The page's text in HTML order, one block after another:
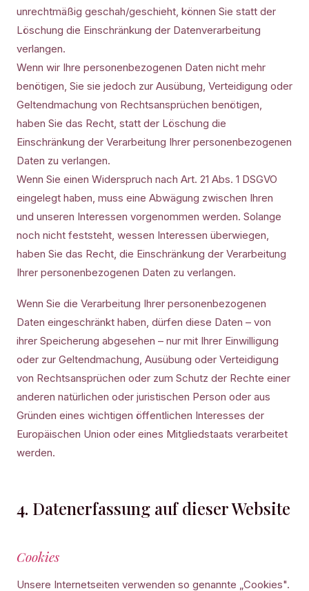
unrechtmäßig geschah/geschieht, können Sie statt der
Löschung die Einschränkung der Datenverarbeitung
verlangen.
Wenn wir Ihre personenbezogenen Daten nicht mehr
benötigen, Sie sie jedoch zur Ausübung, Verteidigung oder
Geltendmachung von Rechtsansprüchen benötigen,
haben Sie das Recht, statt der Löschung die
Einschränkung der Verarbeitung Ihrer personenbezogenen
Daten zu verlangen.
Wenn Sie einen Widerspruch nach Art. 21 Abs. 1 DSGVO
eingelegt haben, muss eine Abwägung zwischen Ihren
und unseren Interessen vorgenommen werden. Solange
noch nicht feststeht, wessen Interessen überwiegen,
haben Sie das Recht, die Einschränkung der Verarbeitung
Ihrer personenbezogenen Daten zu verlangen.
Wenn Sie die Verarbeitung Ihrer personenbezogenen
Daten eingeschränkt haben, dürfen diese Daten – von
ihrer Speicherung abgesehen – nur mit Ihrer Einwilligung
oder zur Geltendmachung, Ausübung oder Verteidigung
von Rechtsansprüchen oder zum Schutz der Rechte einer
anderen natürlichen oder juristischen Person oder aus
Gründen eines wichtigen öffentlichen Interesses der
Europäischen Union oder eines Mitgliedstaats verarbeitet
werden.
4. Datenerfassung auf dieser Website
Cookies
Unsere Internetseiten verwenden so genannte „Cookies".